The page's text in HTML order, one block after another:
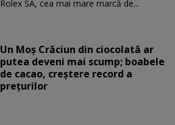
Rolex SA, cea mai mare marcă de...
Un Moş Crăciun din ciocolată ar
putea deveni mai scump; boabele
de cacao, creştere record a
preţurilor